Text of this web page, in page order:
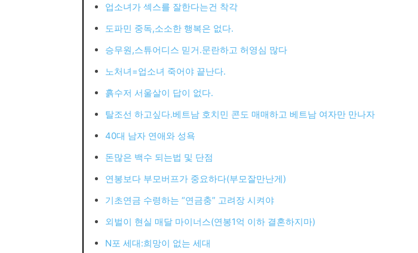
업소녀가 섹스를 잘한다는건 착각
도파민 중독,소소한 행복은 없다.
승무원,스튜어디스 믿거.문란하고 허영심 많다
노처녀=업소녀 죽어야 끝난다.
흙수저 서울살이 답이 없다.
탈조선 하고싶다.베트남 호치민 콘도 매매하고 베트남 여자만 만나자
40대 남자 연애와 성욕
돈많은 백수 되는법 및 단점
연봉보다 부모버프가 중요하다(부모잘만난게)
기초연금 수령하는 “연금충” 고려장 시켜야
외벌이 현실 매달 마이너스(연봉1억 이하 결혼하지마)
N포 세대:희망이 없는 세대